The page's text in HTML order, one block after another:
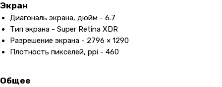
Экран
Диагональ экрана, дюйм - 6.7
Тип экрана - Super Retina XDR
Разрешение экрана - 2796 × 1290
Плотность пикселей, ppi - 460
Общее